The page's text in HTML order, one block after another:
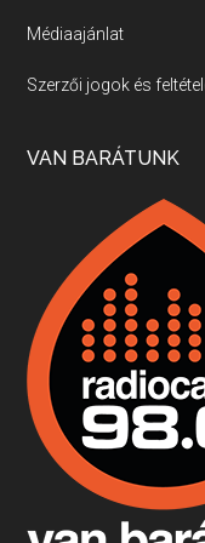
Villány,
Apr 17, 2026 • 00:35:38
Boston,
Apr 9, 2026 • 00:37:17
Fermentáljunk,
Apr 3, 2026 • 00:36:07
Médiaajánlat
Szerzői jogok és
VAN BARÁTUNK